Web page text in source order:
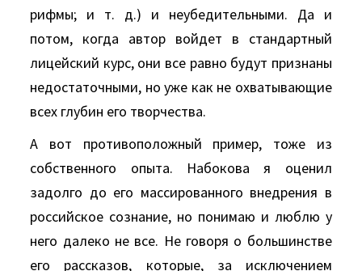
рифмы; и т. д.) и неубедительными. Да и
потом, когда автор войдет в стандартный
лицейский курс, они все равно будут признаны
недостаточными, но уже как не охватывающие
всех глубин его творчества.
А вот противоположный пример, тоже из
собственного опыта. Набокова я оценил
задолго до его массированного внедрения в
российское сознание, но понимаю и люблю у
него далеко не все. Не говоря о большинстве
его рассказов, которые, за исключением